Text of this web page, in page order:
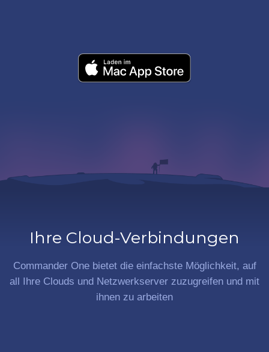
Ihre Cloud-Verbindungen
Commander One bietet die einfachste Möglichkeit, auf
all Ihre Clouds und Netzwerkserver zuzugreifen und mit
ihnen zu arbeiten